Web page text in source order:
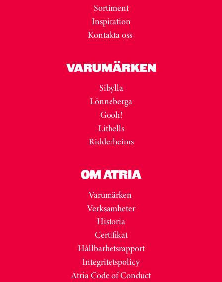
Sortiment
Inspiration
Kontakta oss
VARUMÄRKEN
Sibylla
Lönneberga
Gooh!
Lithells
Ridderheims
OM ATRIA
Varumärken
Verksamheter
Historia
Certifikat
Hållbarhetsrapport
Integritetspolicy
Atria Code of Conduct